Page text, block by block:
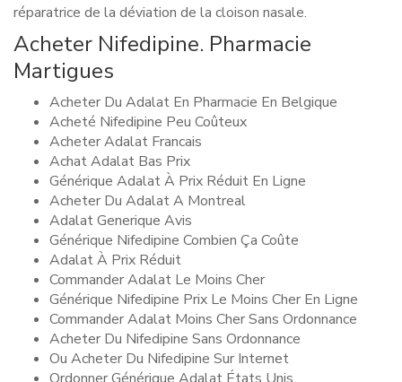
réparatrice de la déviation de la cloison nasale.
Acheter Nifedipine. Pharmacie
Martigues
Acheter Du Adalat En Pharmacie En Belgique
Acheté Nifedipine Peu Coûteux
Acheter Adalat Francais
Achat Adalat Bas Prix
Générique Adalat À Prix Réduit En Ligne
Acheter Du Adalat A Montreal
Adalat Generique Avis
Générique Nifedipine Combien Ça Coûte
Adalat À Prix Réduit
Commander Adalat Le Moins Cher
Générique Nifedipine Prix Le Moins Cher En Ligne
Commander Adalat Moins Cher Sans Ordonnance
Acheter Du Nifedipine Sans Ordonnance
Ou Acheter Du Nifedipine Sur Internet